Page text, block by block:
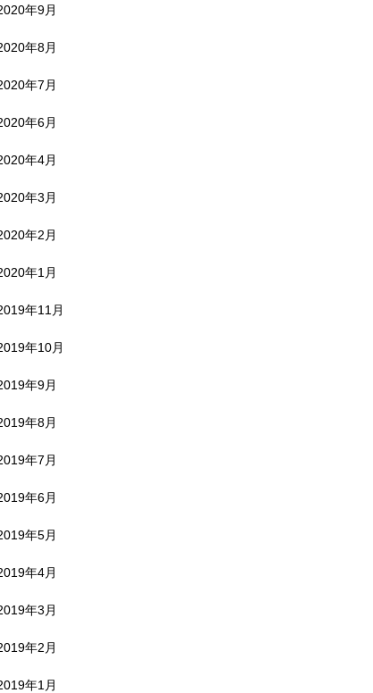
年9月
年8月
年7月
年6月
年4月
年3月
年2月
年1月
年11月
年10月
年9月
年8月
年7月
年6月
年5月
年4月
年3月
年2月
年1月